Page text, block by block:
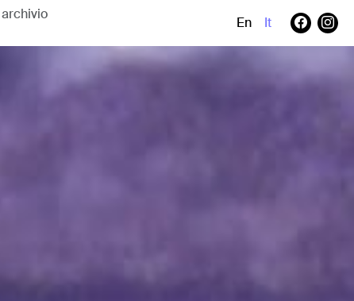
En It